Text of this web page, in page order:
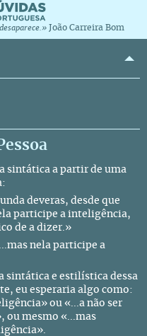
João Carreira Bom
sintática a partir de uma
:
deveras, desde que
participe a inteligência,
de a dizer.»
nela participe a
sintática e estilística dessa
eu esperaria algo como:
ou «...a não ser
ou mesmo «...mas